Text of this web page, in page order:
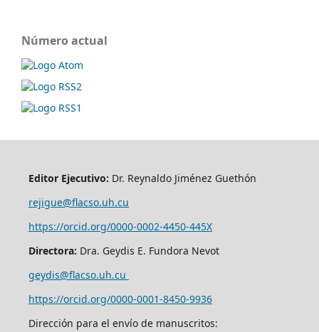
Número actual
Editor Ejecutivo: Dr. Reynaldo Jiménez Guethón
rejigue@flacso.uh.cu
https://orcid.org/0000-0002-4450-445X
Directora: Dra. Geydis E. Fundora Nevot
geydis@flacso.uh.cu
https://orcid.org/0000-0001-8450-9936
Dirección para el envío de manuscritos: